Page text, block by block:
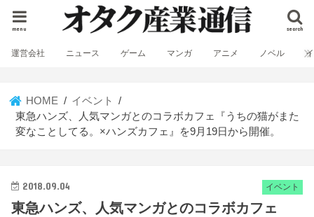
search
menu
運営会社 ニュース ゲーム マンガ アニメ ノベル
HOME
イベント
東急ハンズ、人気マンガとのコラボカフェ『うちの猫がまた
変なことしてる。×ハンズカフェ』を9月19日から開催。
イベント
2018.09.04
東急ハンズ、人気マンガとのコラボカフェ